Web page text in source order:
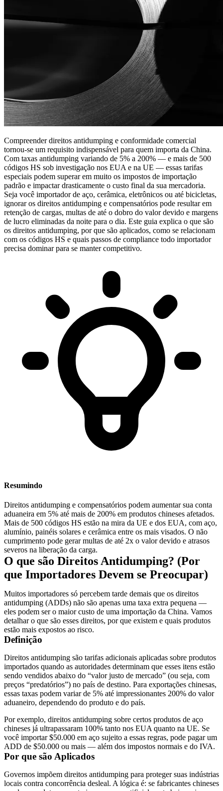
Compreenderdireitos antidumping e conformidade comercial
tornou-se um requisito indispensável para quem importa da China.
Com taxas antidumping variando de 5% a 200% — e mais de 500
códigos HS sob investigação nos EUA e na UE — essas tarifas
especiais podem superar em muito os impostos de importação
padrão e impactar drasticamente o custo final da sua mercadoria.
Seja você importador de aço, cerâmica, eletrônicos ou até bicicletas,
ignorar os direitos antidumping e compensatórios pode resultar em
retenção de cargas, multas de até o dobro do valor devido e margens
de lucro eliminadas da noite para o dia. Este guia explica o que são
os direitos antidumping, por que são aplicados, como se relacionam
com os códigos HS e quais passos de compliance todo importador
precisa dominar para se manter competitivo.
Resumindo
Direitos antidumping e compensatórios podem aumentar sua conta
aduaneira em 5% até mais de 200% em produtos chineses afetados.
Mais de 500 códigos HS estão na mira da UE e dos EUA, com aço,
alumínio, painéis solares e cerâmica entre os mais visados. O não
cumprimento pode gerar multas de até 2x o valor devido e atrasos
severos na liberação da carga.
O que são Direitos Antidumping? (Por
que Importadores Devem se Preocupar)
Muitos importadores só percebem tarde demais que os direitos
antidumping (ADDs) não são apenas uma taxa extra pequena —
eles podem ser o maior custo de uma importação da China. Vamos
detalhar o que são esses direitos, por que existem e quais produtos
estão mais expostos ao risco.
Definição
Direitos antidumping são tarifas adicionais aplicadas sobre produtos
importados quando as autoridades determinam que esses itens estão
sendo vendidos abaixo do “valor justo de mercado” (ou seja, com
preços “predatórios”) no país de destino. Para exportações chinesas,
essas taxas podem variar de 5% até impressionantes 200% do valor
aduaneiro, dependendo do produto e do país.
Por exemplo, direitos antidumping sobre certos produtos de aço
chineses já ultrapassaram 100% tanto nos EUA quanto na UE. Se
você importar $50.000 em aço sujeito a essas regras, pode pagar um
ADD de $50.000 ou mais — além dos impostos normais e do IVA.
Por que são Aplicados
Governos impõem direitos antidumping para proteger suas indústrias
locais contra concorrência desleal. A lógica é: se fabricantes chineses